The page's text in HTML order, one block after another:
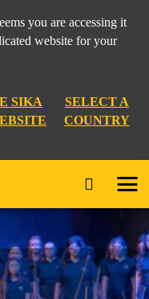
you are accessing it
website for your
SIKA
SELECT A
COUNTRY